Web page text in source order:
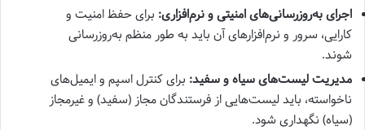
اجرای به‌روزرسانی‌های امنیتی و نرم‌افزاری: برای حفظ امنیت و
کارایی، سرور و نرم‌افزارهای آن باید به طور منظم به‌روزرسانی
شوند.
مدیریت لیست‌های سیاه و سفید: برای کنترل اسپم و ایمیل‌های
ناخواسته، باید لیست‌هایی از فرستندگان مجاز (سفید) و غیرمجاز
(سیاه) نگهداری شود.